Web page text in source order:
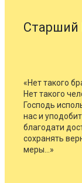
Старший
«Нет такого
Нет такого
Господь
нас и
благодати
сохранять
меры…»